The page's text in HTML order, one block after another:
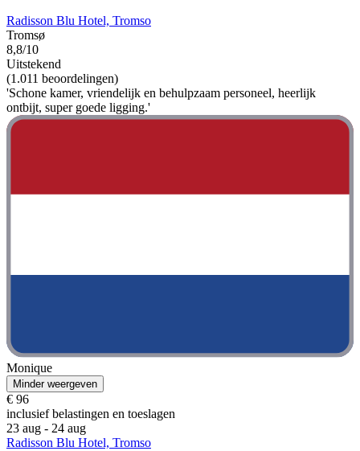
Radisson Blu Hotel, Tromso
Tromsø
8,8/10
Uitstekend
(1.011 beoordelingen)
'Schone kamer, vriendelijk en behulpzaam personeel, heerlijk
ontbijt, super goede ligging.'
Monique
Minder weergeven
€ 96
inclusief belastingen en toeslagen
23 aug - 24 aug
Radisson Blu Hotel, Tromso